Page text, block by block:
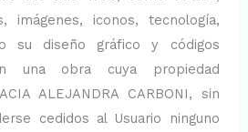
imágenes, iconos, tecnología,
su diseño gráfico y códigos
una obra cuya propiedad
ALEJANDRA CARBONI, sin
cedidos al Usuario ninguno